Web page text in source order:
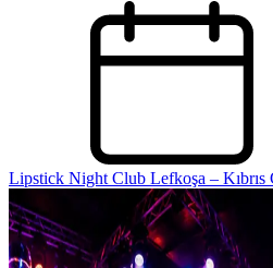
Lipstick Night Club Lefkoşa – Kıbrıs